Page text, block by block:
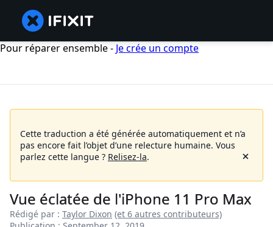
Pour réparer ensemble - Je crée un compte
Cette traduction a été générée automatiquement et n’a
pas encore fait l’objet d’une relecture humaine. Vous
parlez cette langue ? Relisez-la.
Vue éclatée de l'iPhone 11 Pro Max
Rédigé par : Taylor Dixon (et 6 autres contributeurs)